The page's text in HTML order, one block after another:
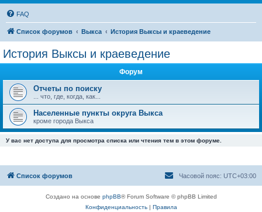
FAQ
Список форумов Выкса История Выксы и краеведение
История Выксы и краеведение
Форум
Отчеты по поиску
... что, где, когда, как...
Населенные пункты округа Выкса
кроме города Выкса
У вас нет доступа для просмотра списка или чтения тем в этом форуме.
Список форумов Часовой пояс: UTC+03:00
Создано на основе phpBB® Forum Software © phpBB Limited
Конфиденциальность| Правила